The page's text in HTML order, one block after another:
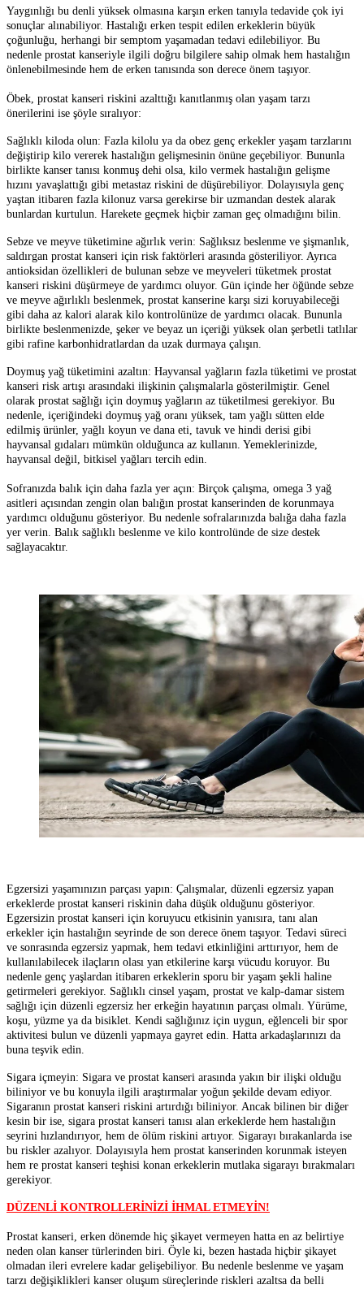
Yaygınlığı bu denli yüksek olmasına karşın erken tanıyla tedavide çok iyi
sonuçlar alınabiliyor. Hastalığı erken tespit edilen erkeklerin büyük
çoğunluğu, herhangi bir semptom yaşamadan tedavi edilebiliyor. Bu
nedenle prostat kanseriyle ilgili doğru bilgilere sahip olmak hem hastalığın
önlenebilmesinde hem de erken tanısında son derece önem taşıyor.
Öbek, prostat kanseri riskini azalttığı kanıtlanmış olan yaşam tarzı
önerilerini ise şöyle sıralıyor:
Sağlıklı kiloda olun: Fazla kilolu ya da obez genç erkekler yaşam tarzlarını
değiştirip kilo vererek hastalığın gelişmesinin önüne geçebiliyor. Bununla
birlikte kanser tanısı konmuş dehi olsa, kilo vermek hastalığın gelişme
hızını yavaşlattığı gibi metastaz riskini de düşürebiliyor. Dolayısıyla genç
yaştan itibaren fazla kilonuz varsa gerekirse bir uzmandan destek alarak
bunlardan kurtulun. Harekete geçmek hiçbir zaman geç olmadığını bilin.
Sebze ve meyve tüketimine ağırlık verin: Sağlıksız beslenme ve şişmanlık,
saldırgan prostat kanseri için risk faktörleri arasında gösteriliyor. Ayrıca
antioksidan özellikleri de bulunan sebze ve meyveleri tüketmek prostat
kanseri riskini düşürmeye de yardımcı oluyor. Gün içinde her öğünde sebze
ve meyve ağırlıklı beslenmek, prostat kanserine karşı sizi koruyabileceği
gibi daha az kalori alarak kilo kontrolünüze de yardımcı olacak. Bununla
birlikte beslenmenizde, şeker ve beyaz un içeriği yüksek olan şerbetli tatlılar
gibi rafine karbonhidratlardan da uzak durmaya çalışın.
Doymuş yağ tüketimini azaltın: Hayvansal yağların fazla tüketimi ve prostat
kanseri risk artışı arasındaki ilişkinin çalışmalarla gösterilmiştir. Genel
olarak prostat sağlığı için doymuş yağların az tüketilmesi gerekiyor. Bu
nedenle, içeriğindeki doymuş yağ oranı yüksek, tam yağlı sütten elde
edilmiş ürünler, yağlı koyun ve dana eti, tavuk ve hindi derisi gibi
hayvansal gıdaları mümkün olduğunca az kullanın. Yemeklerinizde,
hayvansal değil, bitkisel yağları tercih edin.
Sofranızda balık için daha fazla yer açın: Birçok çalışma, omega 3 yağ
asitleri açısından zengin olan balığın prostat kanserinden de korunmaya
yardımcı olduğunu gösteriyor. Bu nedenle sofralarınızda balığa daha fazla
yer verin. Balık sağlıklı beslenme ve kilo kontrolünde de size destek
sağlayacaktır.
Egzersizi yaşamınızın parçası yapın: Çalışmalar, düzenli egzersiz yapan
erkeklerde prostat kanseri riskinin daha düşük olduğunu gösteriyor.
Egzersizin prostat kanseri için koruyucu etkisinin yanısıra, tanı alan
erkekler için hastalığın seyrinde de son derece önem taşıyor. Tedavi süreci
ve sonrasında egzersiz yapmak, hem tedavi etkinliğini arttırıyor, hem de
kullanılabilecek ilaçların olası yan etkilerine karşı vücudu koruyor. Bu
nedenle genç yaşlardan itibaren erkeklerin sporu bir yaşam şekli haline
getirmeleri gerekiyor. Sağlıklı cinsel yaşam, prostat ve kalp-damar sistem
sağlığı için düzenli egzersiz her erkeğin hayatının parçası olmalı. Yürüme,
koşu, yüzme ya da bisiklet. Kendi sağlığınız için uygun, eğlenceli bir spor
aktivitesi bulun ve düzenli yapmaya gayret edin. Hatta arkadaşlarınızı da
buna teşvik edin.
Sigara içmeyin: Sigara ve prostat kanseri arasında yakın bir ilişki olduğu
biliniyor ve bu konuyla ilgili araştırmalar yoğun şekilde devam ediyor.
Sigaranın prostat kanseri riskini artırdığı biliniyor. Ancak bilinen bir diğer
kesin bir ise, sigara prostat kanseri tanısı alan erkeklerde hem hastalığın
seyrini hızlandırıyor, hem de ölüm riskini artıyor. Sigarayı bırakanlarda ise
bu riskler azalıyor. Dolayısıyla hem prostat kanserinden korunmak isteyen
hem re prostat kanseri teşhisi konan erkeklerin mutlaka sigarayı bırakmaları
gerekiyor.
DÜZENLİ KONTROLLERİNİZİ İHMAL ETMEYİN!
Prostat kanseri, erken dönemde hiç şikayet vermeyen hatta en az belirtiye
neden olan kanser türlerinden biri. Öyle ki, bezen hastada hiçbir şikayet
olmadan ileri evrelere kadar gelişebiliyor. Bu nedenle beslenme ve yaşam
tarzı değişiklikleri kanser oluşum süreçlerinde riskleri azaltsa da belli